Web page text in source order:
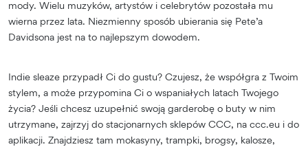
mody. Wielu muzyków, artystów i celebrytów pozostała mu
wierna przez lata. Niezmienny sposób ubierania się Pete’a
Davidsona jest na to najlepszym dowodem.
Indie sleaze przypadł Ci do gustu? Czujesz, że współgra z Twoim
stylem, a może przypomina Ci o wspaniałych latach Twojego
życia? Jeśli chcesz uzupełnić swoją garderobę o buty w nim
utrzymane, zajrzyj do stacjonarnych sklepów CCC, na ccc.eu i do
aplikacji. Znajdziesz tam mokasyny, trampki, brogsy, kalosze,